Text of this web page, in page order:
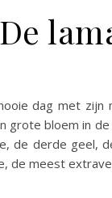
De
dag met
grote bloem in
de derde geel,
de meest